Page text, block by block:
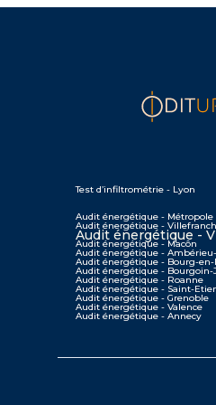
Test d’infiltrométrie - Lyon
Audit énergétique - Métropole
Audit énergétique -
Audit énergétique -
Audit énergétique - Macôn
Audit énergétique -
Audit énergétique - Bourg-en-
Audit énergétique - Bourgoin-
Audit énergétique - Roanne
Audit énergétique - Saint-
Audit énergétique - Grenoble
Audit énergétique - Valence
Audit énergétique - Annecy